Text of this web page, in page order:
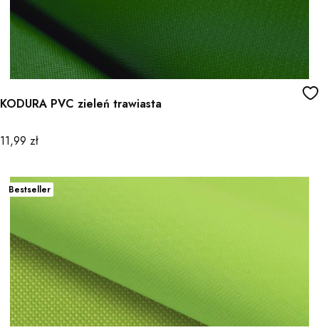
KODURA PVC zieleń trawiasta
Cena
11,99 zł
Bestseller